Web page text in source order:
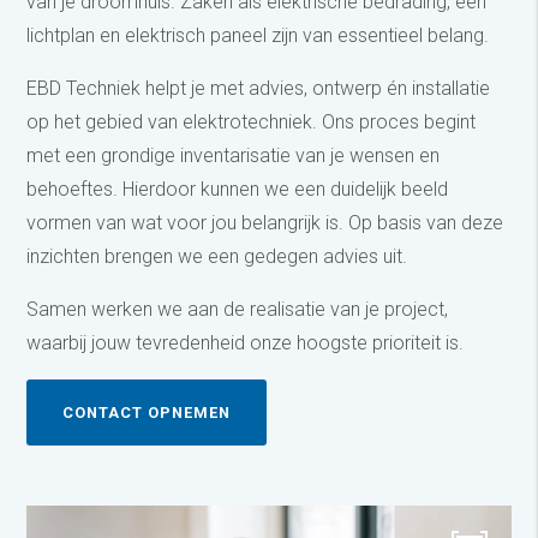
lichtplan en elektrisch paneel zijn van essentieel belang.
EBD Techniek helpt je met advies, ontwerp én installatie
op het gebied van elektrotechniek. Ons proces begint
met een grondige inventarisatie van je wensen en
behoeftes. Hierdoor kunnen we een duidelijk beeld
vormen van wat voor jou belangrijk is. Op basis van deze
inzichten brengen we een gedegen advies uit.
Samen werken we aan de realisatie van je project,
waarbij jouw tevredenheid onze hoogste prioriteit is.
CONTACT OPNEMEN